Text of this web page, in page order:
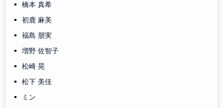
橋本 真希
初鹿 麻美
福島 朋実
増野 佐智子
松崎 晃
松下 美佳
ミン